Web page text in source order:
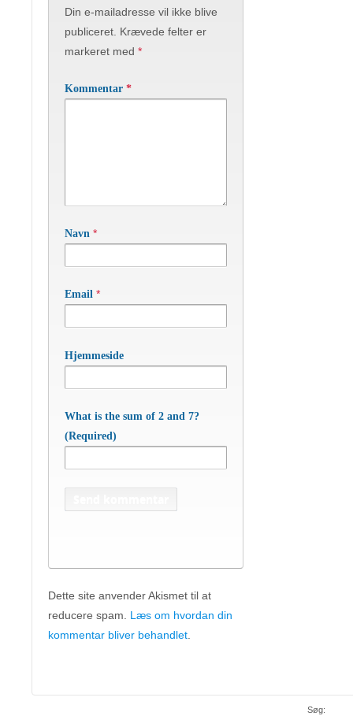
Din e-mailadresse vil ikke blive
publiceret. Krævede felter er
markeret med *
Kommentar *
Navn *
Email *
Hjemmeside
What is the sum of 2 and 7?
(Required)
Dette site anvender Akismet til at
reducere spam. Læs om hvordan din
kommentar bliver behandlet.
APC Asian Production & Components
ApS• Sundkrogen 35 • DK-6400 Sønderborg •
Tlf:74 48 50 05• Fax: 74 48 50 45
Søg: